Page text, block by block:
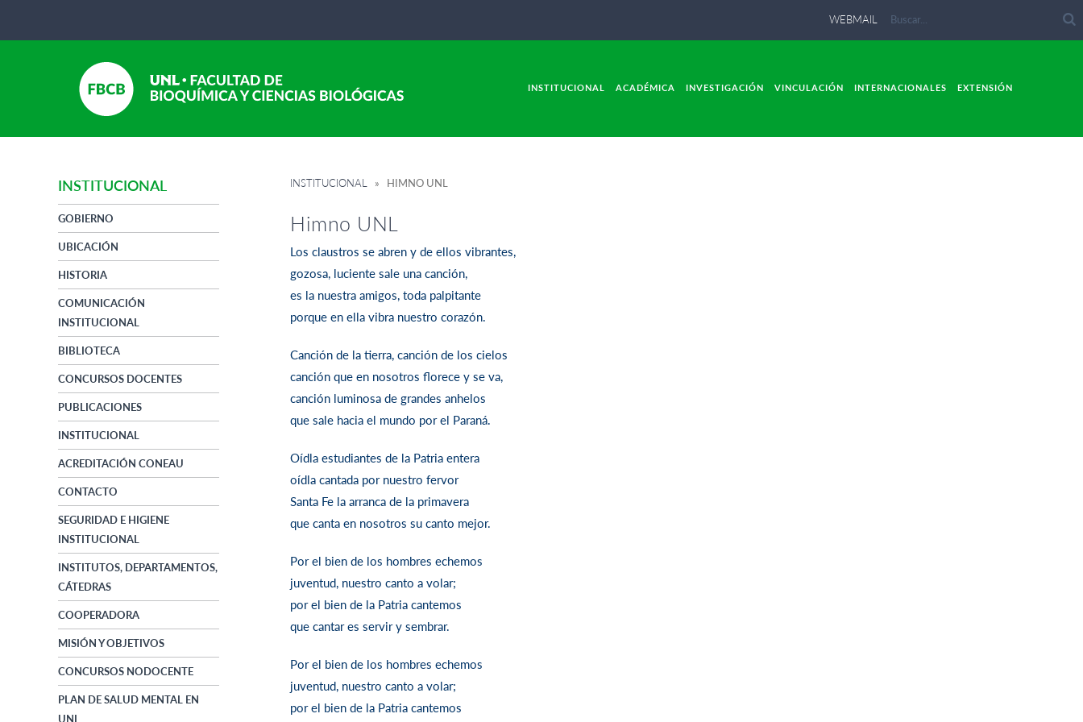
WEBMAIL
INSTITUCIONAL ACADÉMICA INVESTIGACIÓN VINCULACIÓN INTERNACIONALES EXTENSIÓN
INSTITUCIONAL
GOBIERNO
UBICACIÓN
HISTORIA
COMUNICACIÓN
INSTITUCIONAL
BIBLIOTECA
CONCURSOS DOCENTES
PUBLICACIONES
INSTITUCIONAL
ACREDITACIÓN CONEAU
CONTACTO
SEGURIDAD E HIGIENE
INSTITUCIONAL
INSTITUTOS, DEPARTAMENTOS,
CÁTEDRAS
COOPERADORA
MISIÓN Y OBJETIVOS
CONCURSOS NODOCENTE
PLAN DE SALUD MENTAL EN
UNL
INSTITUCIONAL » HIMNO UNL
Himno UNL
Los claustros se abren y de ellos vibrantes,
gozosa, luciente sale una canción,
es la nuestra amigos, toda palpitante
porque en ella vibra nuestro corazón.
Canción de la tierra, canción de los cielos
canción que en nosotros florece y se va,
canción luminosa de grandes anhelos
que sale hacia el mundo por el Paraná.
Oídla estudiantes de la Patria entera
oídla cantada por nuestro fervor
Santa Fe la arranca de la primavera
que canta en nosotros su canto mejor.
Por el bien de los hombres echemos
juventud, nuestro canto a volar;
por el bien de la Patria cantemos
que cantar es servir y sembrar.
Por el bien de los hombres echemos
juventud, nuestro canto a volar;
por el bien de la Patria cantemos